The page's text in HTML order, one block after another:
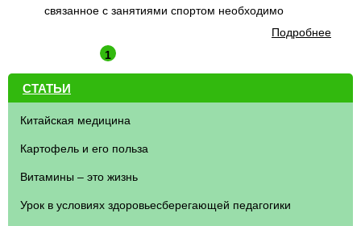
СТАТЬИ
Китайская медицина
Картофель и его польза
Витамины – это жизнь
Урок в условиях здоровьесберегающей педагогики
связанное с занятиями спортом необходимо
Подробнее
1